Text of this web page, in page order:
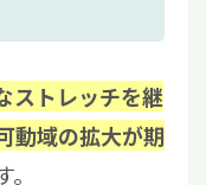
ストレッチを継
動域の拡大が期